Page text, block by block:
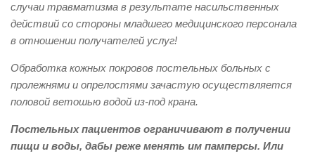
случаи травматизма в результате насильственных
действий со стороны младшего медицинского персонала
в отношении получателей услуг!
Обработка кожных покровов постельных больных с
пролежнями и опрелостями зачастую осуществляется
половой ветошью водой из-под крана.
Постельных пациентов ограничивают в получении
пищи и воды, дабы реже менять им памперсы. Или